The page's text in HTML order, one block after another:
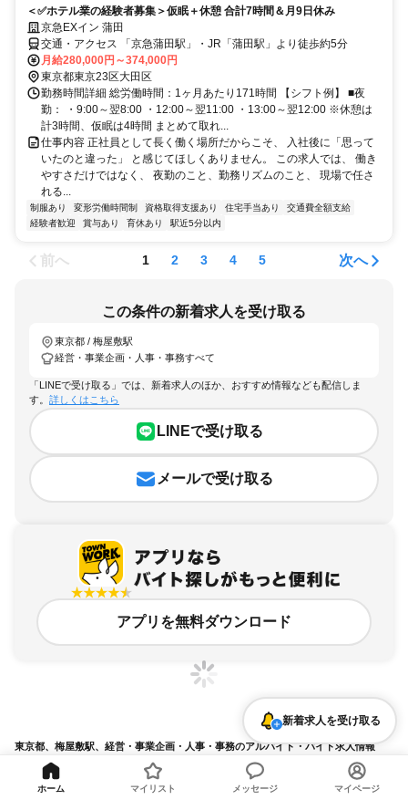
＜✅ホテル業の経験者募集＞仮眠＋休憩 合計7時間＆月9日休み
京急EXイン 蒲田
交通・アクセス 「京急蒲田駅」・JR「蒲田駅」より徒歩約5分
月給280,000円～374,000円
東京都東京23区大田区
勤務時間詳細 総労働時間：1ヶ月あたり171時間 【シフト例】 ■夜
勤： ・9:00～翌8:00 ・12:00～翌11:00 ・13:00～翌12:00 ※休憩は
計3時間、仮眠は4時間 まとめて取れ...
仕事内容 正社員として長く働く場所だからこそ、 入社後に「思って
いたのと違った」 と感じてほしくありません。 この求人では、 働き
やすさだけではなく、 夜勤のこと、勤務リズムのこと、 現場で任さ
れる...
制服あり 変形労働時間制 資格取得支援あり 住宅手当あり
交通費全額支給
経験者歓迎
賞与あり 育休あり 駅近5分以内
前へ 1 2 3 4 5 次へ
この条件の新着求人を受け取る
東京都 / 梅屋敷駅
経営・事業企画・人事・事務すべて
「LINEで受け取る」では、新着求人のほか、おすすめ情報なども配信しま
す。 詳しくはこちら
LINEで受け取る
メールで受け取る
アプリを無料ダウンロード
東京都、梅屋敷駅、経営・事業企画・人事・事務のアルバイト・バイト求人情報
求人の詳細を表示
新着求人を受け取る
ホーム マイリスト メッセージ マイページ